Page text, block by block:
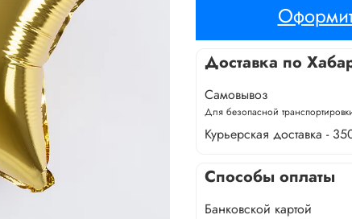
Доставка по
Самовывоз
Для безопасной
Курьерская доставка -
Способы оплаты
Банковской картой